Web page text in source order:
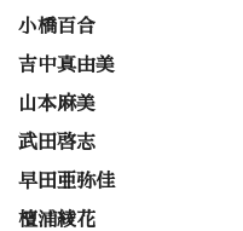
小橋百合
吉中真由美
山本麻美
武田啓志
早田亜弥佳
檀浦綾花